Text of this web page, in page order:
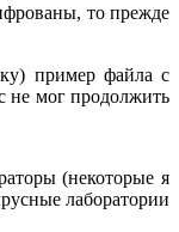
то прежде
пример файла с
не мог продолжить
(некоторые я
лаборатории